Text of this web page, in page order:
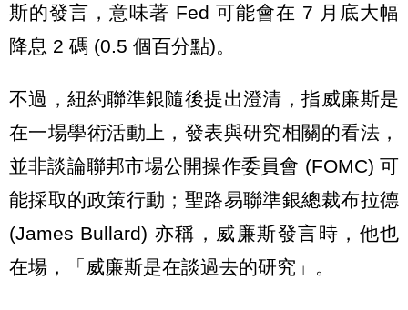
斯的發言，意味著 Fed 可能會在 7 月底大幅
降息 2 碼 (0.5 個百分點)。
不過，紐約聯準銀隨後提出澄清，指威廉斯是
在一場學術活動上，發表與研究相關的看法，
並非談論聯邦市場公開操作委員會 (FOMC) 可
能採取的政策行動；聖路易聯準銀總裁布拉德
(James Bullard) 亦稱，威廉斯發言時，他也
在場，「威廉斯是在談過去的研究」。